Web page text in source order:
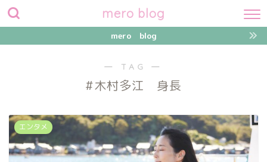
mero blog
mero blog
― TAG ―
#木村多江 身長
エンタメ